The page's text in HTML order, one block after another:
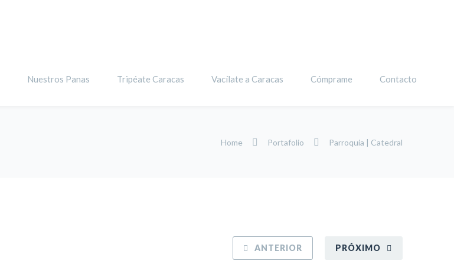
Nuestros Panas Tripéate Caracas Vacílate a Caracas Cómprame Contacto
Home Portafolio Parroquia | Catedral
PRÓXIMO
ANTERIOR